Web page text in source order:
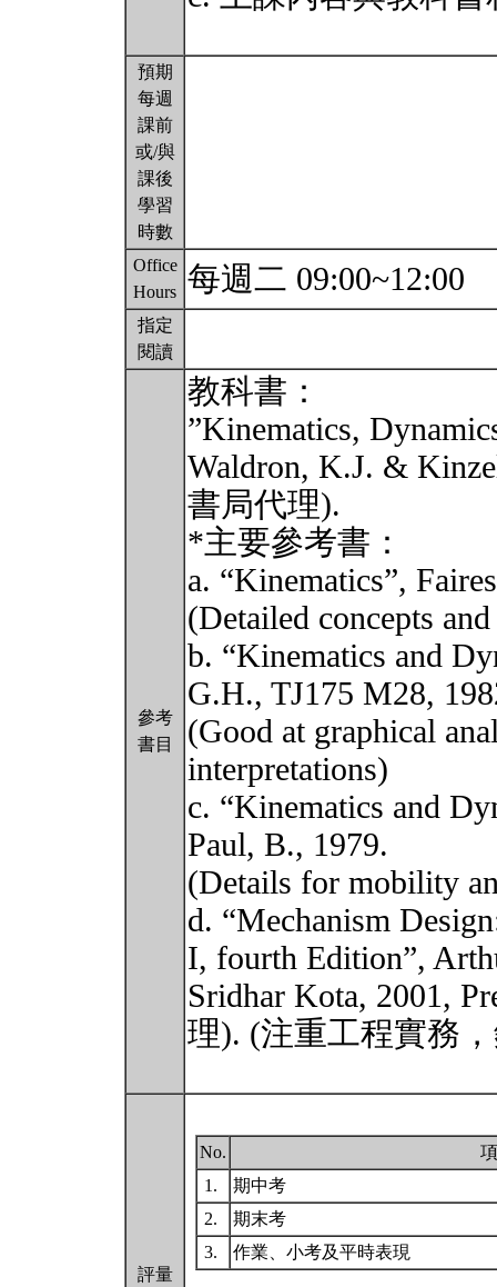
預期
每週
課前
或/與
課後
學習
時數
Office
Hours 每週二 09:00~12:00
指定
閱讀
參考
書目
教科書：
”Kinematics,
Waldron, K.J. &
書局代理).
*主要參考書：
a. “Kinematics”,
(Detailed concepts
b. “Kinematics and
G.H., TJ175 M28,
(Good at graphical
interpretations)
c. “Kinematics and
Paul, B., 1979.
(Details for mobility
d. “Mechanism
I, fourth Edition”,
Sridhar Kota, 2001,
理). (注重工程實務
評量
No.
1.
期中考
2.
期末考
3.
作業、小考及平時表現